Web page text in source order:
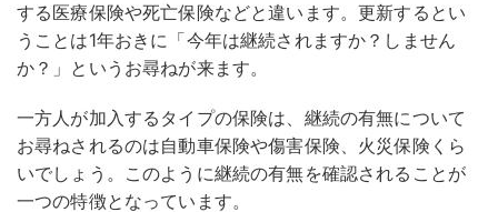
する医療保険や死亡保険などと違います。更新するとい
うことは1年おきに「今年は継続されますか？しません
か？」というお尋ねが来ます。
一方人が加入するタイプの保険は、継続の有無について
お尋ねされるのは自動車保険や傷害保険、火災保険くら
いでしょう。このように継続の有無を確認されることが
一つの特徴となっています。